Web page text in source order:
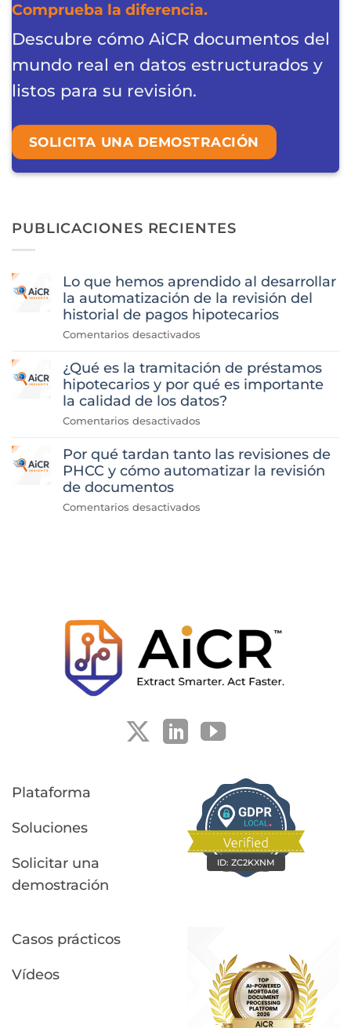
Comprueba la diferencia.
Descubre cómo AiCR documentos del
mundo real en datos estructurados y
listos para su revisión.
SOLICITA UNA DEMOSTRACIÓN
PUBLICACIONES RECIENTES
Lo que hemos aprendido al desarrollar
la automatización de la revisión del
historial de pagos hipotecarios
Comentarios desactivados
que
hemos
aprendido
automatización
de
¿Qué es la tramitación de préstamos
hipotecarios y por qué es importante
la calidad de los datos?
Comentarios desactivados
es
la
calidad
de
los
datos?»
Por qué tardan tanto las revisiones de
PHCC y cómo automatizar la revisión
de documentos
Comentarios desactivados
tanto
y
cómo
automatizar
de
documentos
Plataforma
Soluciones
Solicitar una
demostración
Casos prácticos
Vídeos
ID: ZC2KXNM